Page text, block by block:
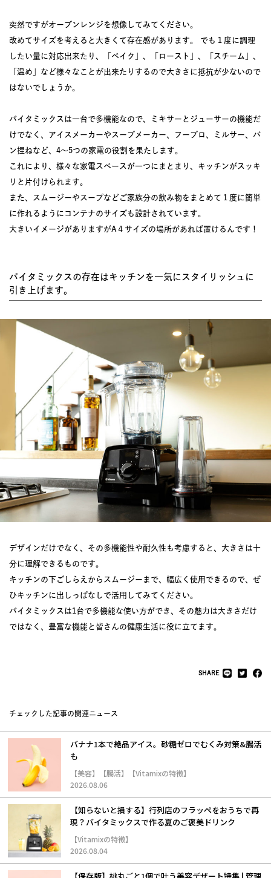
突然ですがオーブンレンジを想像してみてください。
改めてサイズを考えると大きくて存在感があります。 でも１度に調理
したい量に対応出来たり、「ベイク」、「ロースト」、「スチーム」、
「温め」など様々なことが出来たりするので大きさに抵抗が少ないので
はないでしょうか。
バイタミックスは一台で多機能なので、ミキサーとジューサーの機能だ
けでなく、アイスメーカーやスープメーカー、フープロ、ミルサー、パ
ン捏ねなど、4〜5つの家電の役割を果たします。
これにより、様々な家電スペースが一つにまとまり、キッチンがスッキ
リと片付けられます。
また、スムージーやスープなどご家族分の飲み物をまとめて１度に簡単
に作れるようにコンテナのサイズも設計されています。
大きいイメージがありますがA４サイズの場所があれば置けるんです！
バイタミックスの存在はキッチンを一気にスタイリッシュに
引き上げます。
デザインだけでなく、その多機能性や耐久性も考慮すると、大きさは十
分に理解できるものです。
キッチンの下ごしらえからスムージーまで、幅広く使用できるので、ぜ
ひキッチンに出しっぱなしで活用してみてください。
バイタミックスは1台で多機能な使い方ができ、その魅力は大きさだけ
ではなく、豊富な機能と皆さんの健康生活に役に立てます。
SHARE
チェックした記事の関連ニュース
バナナ1本で絶品アイス。砂糖ゼロでむくみ対策&腸活
も
【美容】【腸活】【Vitamixの特徴】
2026.08.06
【知らないと損する】行列店のフラッペをおうちで再
現？バイタミックスで作る夏のご褒美ドリンク
【Vitamixの特徴】
2026.08.04